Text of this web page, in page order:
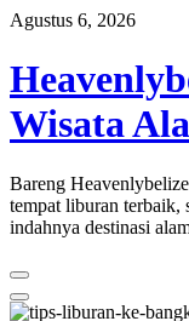
Skip
content
Agustus 6, 2026
Wisata
Bareng
tempat liburan terbaik,
indahnya destinasi